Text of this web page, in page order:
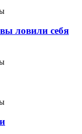
ловили себя